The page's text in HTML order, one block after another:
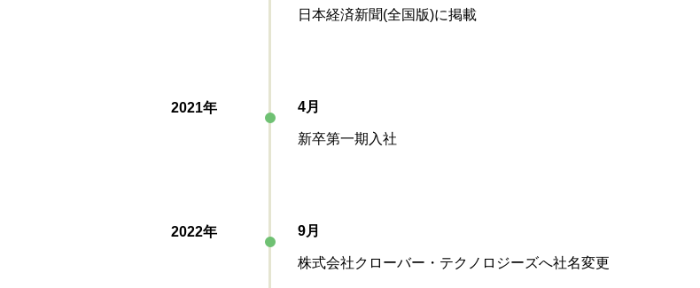
日本経済新聞(全国版)に掲載
2021年 4月
新卒第一期入社
2022年 9月
株式会社クローバー・テクノロジーズへ社名変更